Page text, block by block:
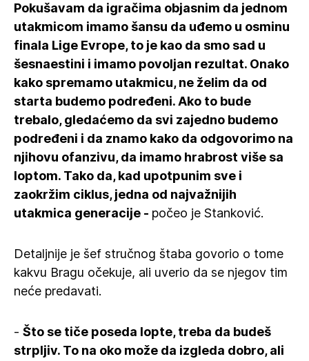
Pokušavam da igračima objasnim da jednom
utakmicom imamo šansu da uđemo u osminu
finala Lige Evrope, to je kao da smo sad u
šesnaestini i imamo povoljan rezultat. Onako
kako spremamo utakmicu, ne želim da od
starta budemo podređeni. Ako to bude
trebalo, gledaćemo da svi zajedno budemo
podređeni i da znamo kako da odgovorimo na
njihovu ofanzivu, da imamo hrabrost više sa
loptom. Tako da, kad upotpunim sve i
zaokržim ciklus, jedna od najvažnijih
utakmica generacije - počeo je Stanković.
Detaljnije je šef stručnog štaba govorio o tome
kakvu Bragu očekuje, ali uverio da se njegov tim
neće predavati.
- Što se tiče poseda lopte, treba da budeš
strpljiv. To na oko može da izgleda dobro, ali